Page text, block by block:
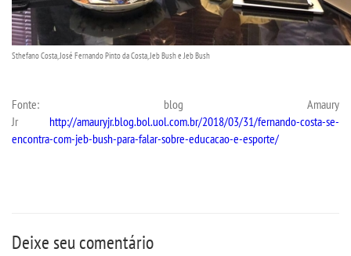
PPC
DISCENTES
Sthefano Costa, José Fernando Pinto da Costa, Jeb Bush e Jeb Bush
Fonte: blog Amaury
Jr http://amauryjr.blog.bol.uol.com.br/2018/03/31/fernando-costa-se-
encontra-com-jeb-bush-para-falar-sobre-educacao-e-esporte/
Deixe seu comentário